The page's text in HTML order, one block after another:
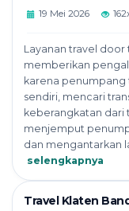
19 Mei 2026
Layanan travel
memberikan
karena
sendiri, mencari
keberangkatan dari
menjemput
dan mengantarkan
selengkapnya
Travel Klaten